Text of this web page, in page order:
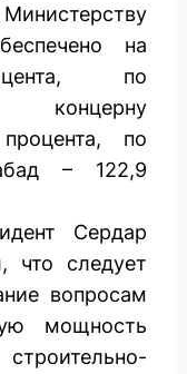
на
по
концерну
по
– 122,9
Сердар
что следует
вопросам
мощность